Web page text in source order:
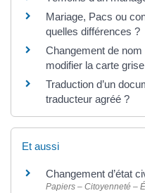
Mariage, Pacs ou
quelles différences ?
Changement de
modifier la carte
Traduction d’un
traducteur agréé ?
Et aussi
Changement d’état
Papiers – Citoyenneté –